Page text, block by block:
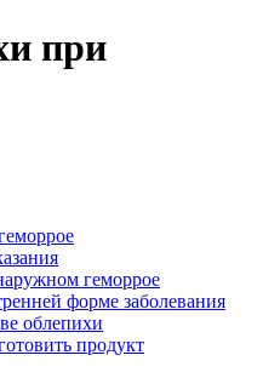
при
геморрое
форме заболевания
облепихи
продукт